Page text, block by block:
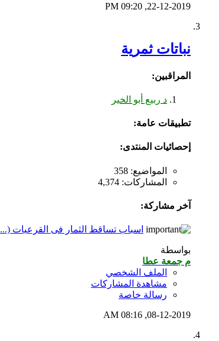
22-12-2019,
09:20 PM
نباتات ثمرية
المراقبين:
د ربيع أبو الخير
تطبيقات عامة:
إحصائيات المنتدى:
المواضيع: 358
المشاركات: 4,374
آخر مشاركة:
اسباب تساقط الثمار فى القرعيات (...
بواسطة
م جمعة عطا
الملف الشخصي
مشاهدة المشاركات
رسالة خاصة
08-12-2019,
08:16 AM